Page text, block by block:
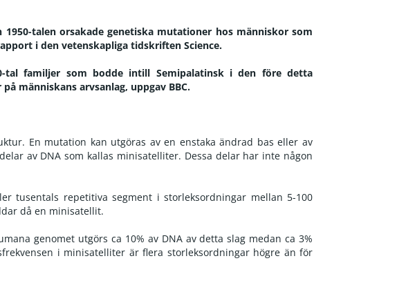
talen orsakade genetiska mutationer hos människor som
i den vetenskapliga tidskriften Science.
tal familjer som bodde intill Semipalatinsk i den före detta
människans arvsanlag, uppgav BBC.
En mutation kan utgöras av en enstaka ändrad bas eller av
av DNA som kallas minisatelliter. Dessa delar har inte någon
tusentals repetitiva segment i storleksordningar mellan 5-100
då en minisatellit.
genomet utgörs ca 10% av DNA av detta slag medan ca 3%
i minisatelliter är flera storleksordningar högre än för